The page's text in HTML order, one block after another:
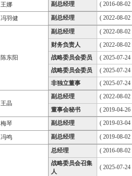
王娜 副总经理 ( 2016-08-
冯羽健 副总经理 ( 2022-08-
陈东阳
副总经理
( 2022-08-
财务负责人
( 2022-08-
战略委员会委员
( 2025-07-
战略委员会委员
( 2025-07-
非独立董事
( 2025-07-
王晶
副总经理
( 2022-08-
董事会秘书
( 2019-04-
梅琴
副总经理 ( 2019-03-
冯鸣 副总经理 ( 2019-08-
总经理
( 2016-08-
战略委员会召集
人
( 2025-07-